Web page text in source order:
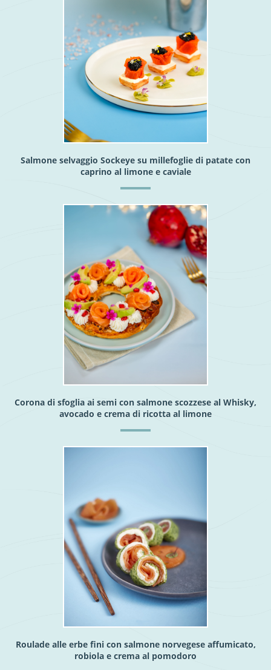
Salmone selvaggio Sockeye su millefoglie di patate con
caprino al limone e caviale
Corona di sfoglia ai semi con salmone scozzese al Whisky,
avocado e crema di ricotta al limone
Roulade alle erbe fini con salmone norvegese affumicato,
robiola e crema al pomodoro